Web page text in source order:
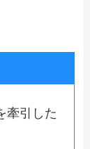
牽引した